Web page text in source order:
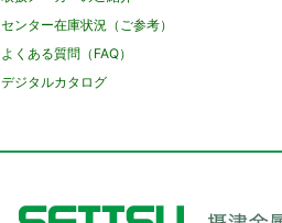
センター在庫状況（ご参考）
よくある質問（FAQ）
デジタルカタログ